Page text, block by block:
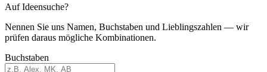
Auf Ideensuche?
Nennen Sie uns Namen, Buchstaben und Lieblingszahlen — wir
prüfen daraus mögliche Kombinationen.
Buchstaben